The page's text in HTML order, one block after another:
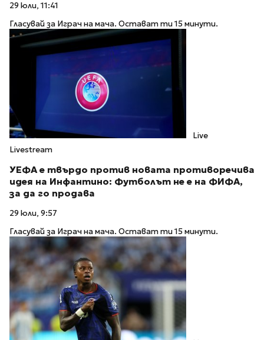
29 юли, 11:41
Гласувай за Играч на мача. Остават ти 15 минути.
Live
Livestream
УЕФА е твърдо против новата противоречива
идея на Инфантино: Футболът не е на ФИФА,
за да го продава
29 юли, 9:57
Гласувай за Играч на мача. Остават ти 15 минути.